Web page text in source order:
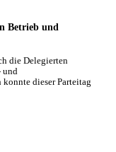
Betrieb und
die Delegierten
und
konnte dieser Parteitag